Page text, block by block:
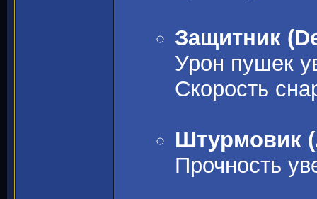
Защитник
Урон пушек
Скорость
Штурмовик
Прочность